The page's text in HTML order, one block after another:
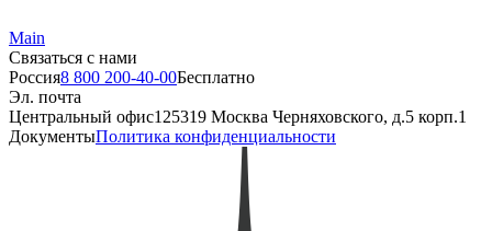
Main
Связаться с нами
Россия8 800 200-40-00Бесплатно
Эл. почта
Центральный офис125319 Москва Черняховского, д.5 корп.1
ДокументыПолитика конфиденциальности